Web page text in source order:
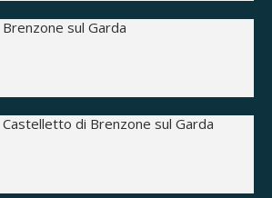
Brenzone sul Garda
Castelletto di Brenzone sul Garda